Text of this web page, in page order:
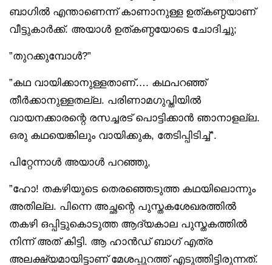
ബാഗിൽ എന്താണെന്ന് കാണാനുള്ള ഉത്കണ്ഠയാണ്
വീട്ടുകാർക്ക്. അയാൾ ഉത്കണ്ഠയോടെ ചോദിച്ചു;
”തുറക്കുമ്പോൾ?”
”കഥ വായിക്കാനുള്ളതാണ്…. കഥപറഞ്ഞ്
തീർക്കാനുള്ളതല്ല. പരിണാമഗുപ്തിയിൽ
വായനക്കാരന്റെ രസച്ചരട് പൊട്ടിക്കാൻ ഞാനാളല്ല.
ഒരു കഥയെങ്കിലും വായിക്കുക, തേടിപ്പിടിച്ച്”.
പിറ്റേന്നാൾ അയാൾ പറഞ്ഞു,
”ഹോ! തകഴിയുടെ തെരഞ്ഞെടുത്ത കഥയിലൊന്നും
അതില്ല. പിന്നെ അച്ഛന്റെ പുസ്തകശേഖരത്തിൽ
തകഴി ഒപ്പിട്ടുകൊടുത്ത ആദ്യകാല പുസ്തകത്തിൽ
നിന്ന് അത് കിട്ടി. ആ ഹാൻഡ് ബാഗ് എത്ര
അലക്ഷ്യമായിട്ടാണ് മേശപ്പുറത്ത് എടുത്തിട്ടിരുന്നത്.